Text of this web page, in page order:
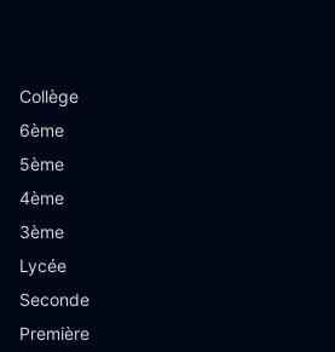
Collège
6ème
5ème
4ème
3ème
Lycée
Seconde
Première